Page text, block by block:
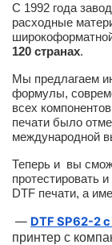
С 1992 года завод
расходные
120 странах.
Мы предлагаем
формулы,
всех
печати было
международной
Теперь и вы
протестировать
DTF печати, а
— DTF SP62-2
принтер с